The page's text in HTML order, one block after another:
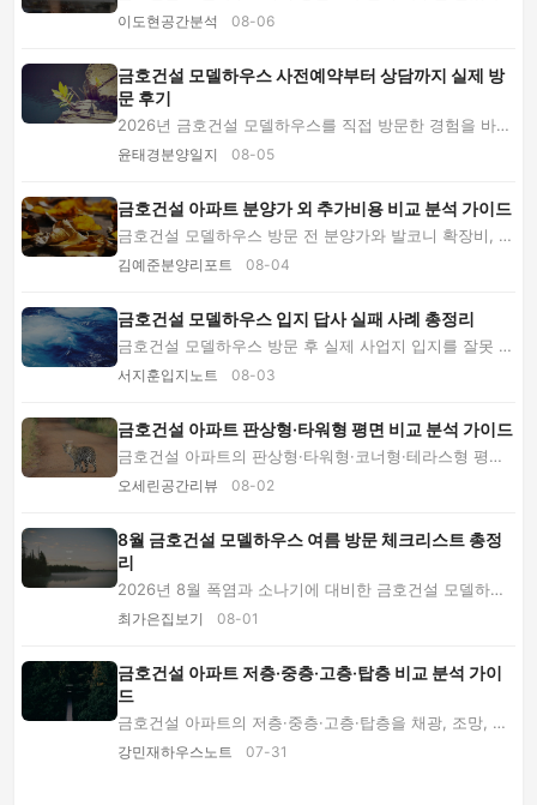
생기는 배치 실패를 분석합니다. 확장형, 통로...
이도현공간분석 08-06
금호건설 모델하우스 사전예약부터 상담까지 실제 방
문 후기
2026년 금호건설 모델하우스를 직접 방문한 경험을 바탕
으로 사전예약, 관람 동선, 평면도 확인, 분양 ...
윤태경분양일지 08-05
금호건설 아파트 분양가 외 추가비용 비교 분석 가이드
금호건설 모델하우스 방문 전 분양가와 발코니 확장비, 유
상옵션, 중도금 이자, 취득·등기 비용을 전문...
김예준분양리포트 08-04
금호건설 모델하우스 입지 답사 실패 사례 총정리
금호건설 모델하우스 방문 후 실제 사업지 입지를 잘못 판
단한 사례를 바탕으로 교통, 소음, 학군, 예정...
서지훈입지노트 08-03
금호건설 아파트 판상형·타워형 평면 비교 분석 가이드
금호건설 아파트의 판상형·타워형·코너형·테라스형 평면
을 채광, 환기, 조망, 동선, 분양가와 관리 부담...
오세린공간리뷰 08-02
8월 금호건설 모델하우스 여름 방문 체크리스트 총정
리
2026년 8월 폭염과 소나기에 대비한 금호건설 모델하우
스 방문 가이드입니다. 방문 시간부터 냉방 착시,...
최가은집보기 08-01
금호건설 아파트 저층·중층·고층·탑층 비교 분석 가이
드
금호건설 아파트의 저층·중층·고층·탑층을 채광, 조망, 소
음, 이동 편의, 분양가와 유지비 기준으로 비...
강민재하우스노트 07-31